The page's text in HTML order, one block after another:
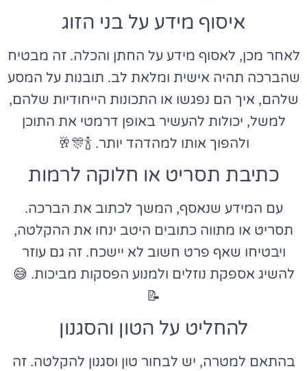
איסוף מידע על בני הזוג
לאחר מכן, לאסוף מידע על החתן והכלה. זה מבטיח
שהברכה תהיה אישית ומלאת לב. תובנות על המסע
שלהם, איך הם נפגשו או התכונות הייחודיות שלהם,
למשל, יכולות להעשיר באופן דרמטי את התוכן
ולהפוך אותו למהדהד יותר. 🍾🎊🥂
כתיבת תסריט או חלוקה לרמות
עם המידע שנאסף, המשך לכתוב את הברכה.
תסריט או מתווה כתובים היטב ינחו את ההקלטה,
ויבטיחו שאף פרט חשוב לא יישכח. זה גם עוזר
להשיג אספקת נוזלים ולמנוע הפסקות מביכות. 😅
📝
להחליט על הטון והסגנון
בהתאם למטרה, יש לבחור טון וסגנון להקלטה. זה